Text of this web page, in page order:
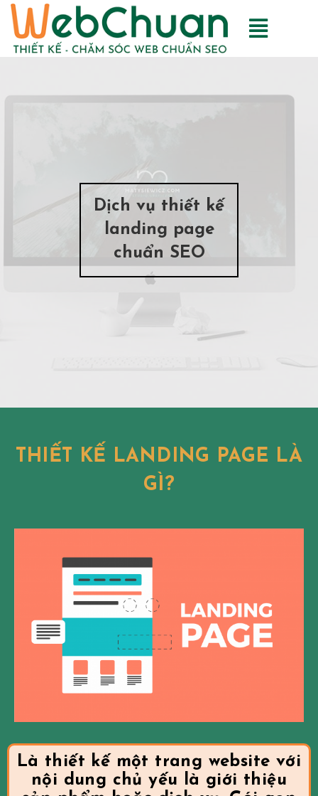
Dịch vụ thiết kế
landing page
chuẩn SEO
THIẾT KẾ LANDING PAGE LÀ
GÌ?
Là thiết kế một trang website với
nội dung chủ yếu là giới thiệu